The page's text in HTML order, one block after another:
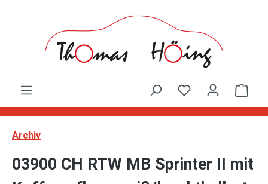
Archiv
03900 CH RTW MB Sprinter II mit